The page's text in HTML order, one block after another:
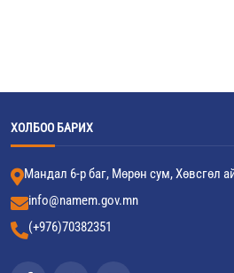
ХОЛБОО БАРИХ
Мандал 6-р баг, Мөрөн сум, Хөвсгөл
info@namem.gov.mn
(+976)70382351